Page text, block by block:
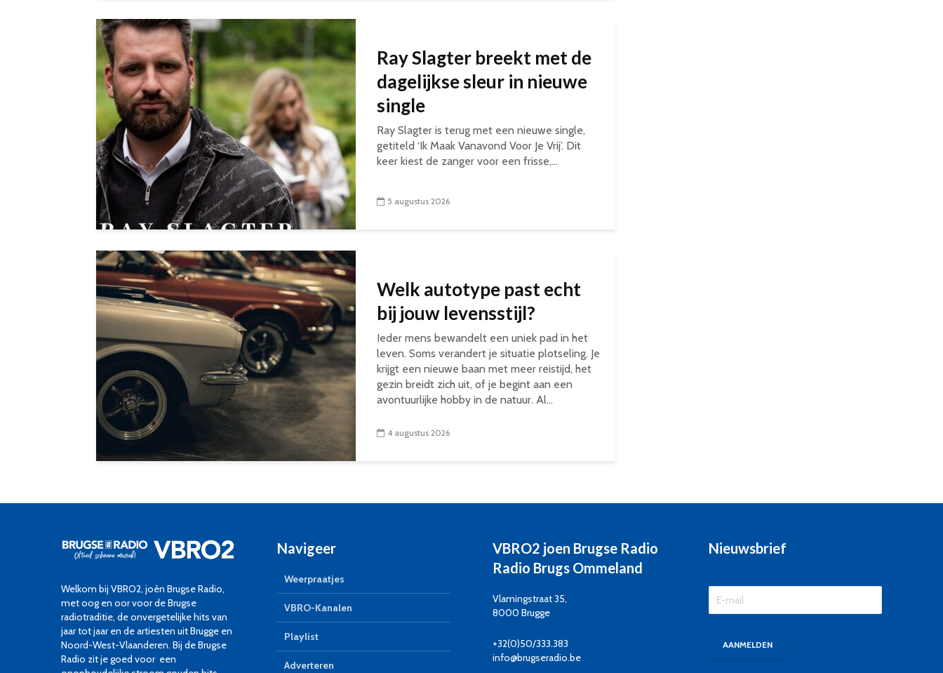
Ray Slagter breekt met de
dagelijkse sleur in nieuwe
single
Ray Slagter is terug met een nieuwe single,
getiteld ‘Ik Maak Vanavond Voor Je Vrij’. Dit
keer kiest de zanger voor een frisse,...
5 augustus 2026
Welk autotype past echt
bij jouw levensstijl?
Ieder mens bewandelt een uniek pad in het
leven. Soms verandert je situatie plotseling. Je
krijgt een nieuwe baan met meer reistijd, het
gezin breidt zich uit, of je begint aan een
avontuurlijke hobby in de natuur. Al...
4 augustus 2026
Welkom bij VBRO2, joèn Brugse Radio,
met oog en oor voor de Brugse
radiotraditie, de onvergetelijke hits van
jaar tot jaar en de artiesten uit Brugge en
Noord-West-Vlaanderen. Bij de Brugse
Radio zit je goed voor een
Navigeer
Weerpraatjes
VBRO-Kanalen
Playlist
Adverteren
VBRO2 joen Brugse Radio
Radio Brugs Ommeland
Vlamingstraat 35,
8000 Brugge
+32(0)50/333.383
info@brugseradio.be
Nieuwsbrief